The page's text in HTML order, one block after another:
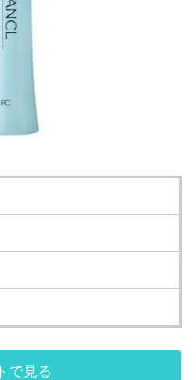
で見る